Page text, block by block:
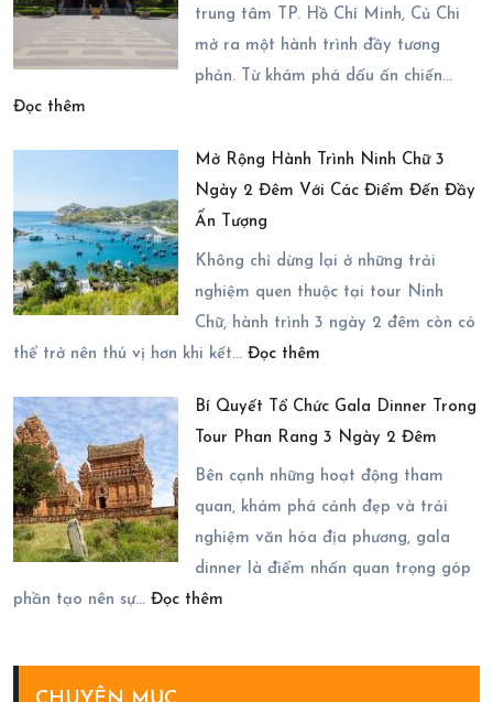
Lịch
Ninh
Chữ
2
Đêm
Đến
Vĩnh
Đêm
Trọn
Gói
trung tâm TP. Hồ Chí Minh, Củ Chi
mở ra một hành trình đầy tương
phản. Từ khám phá dấu ấn chiến…
Đọc thêm
Quan
Củ
Chi
Có
Dịch
Vụ
Nào?
Mở Rộng Hành Trình Ninh Chữ 3
Ngày 2 Đêm Với Các Điểm Đến Đầy
Ấn Tượng
Không chỉ dừng lại ở những trải
nghiệm quen thuộc tại tour Ninh
Chữ, hành trình 3 ngày 2 đêm còn có
thể trở nên thú vị hơn khi kết… Đọc thêm
Rộng
Hành
Trình
Ninh
Chữ
3
Bí Quyết Tổ Chức Gala Dinner Trong
Tour Phan Rang 3 Ngày 2 Đêm
Bên cạnh những hoạt động tham
quan, khám phá cảnh đẹp và trải
nghiệm văn hóa địa phương, gala
dinner là điểm nhấn quan trọng góp
phần tạo nên sự… Đọc thêm